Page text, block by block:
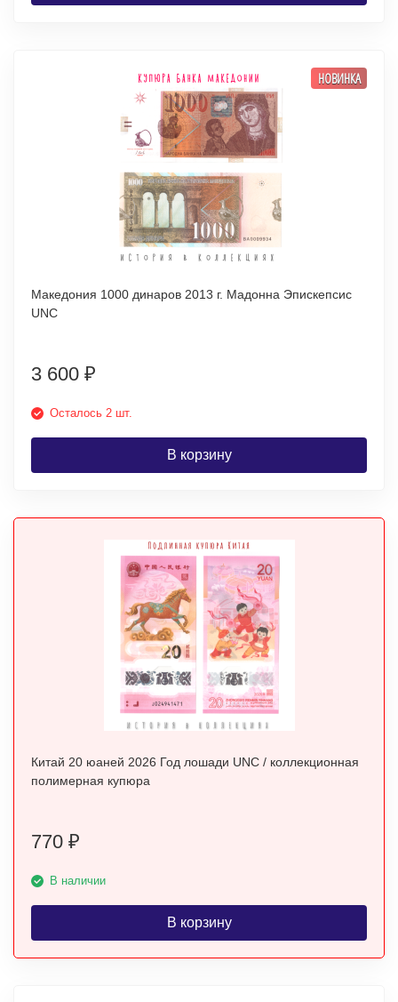
НОВИНКА
Македония 1000 динаров 2013 г. Мадонна Эпискепсис
UNC
3 600 ₽
Осталось 2 шт.
В корзину
Китай 20 юаней 2026 Год лошади UNC / коллекционная
полимерная купюра
770 ₽
В наличии
В корзину